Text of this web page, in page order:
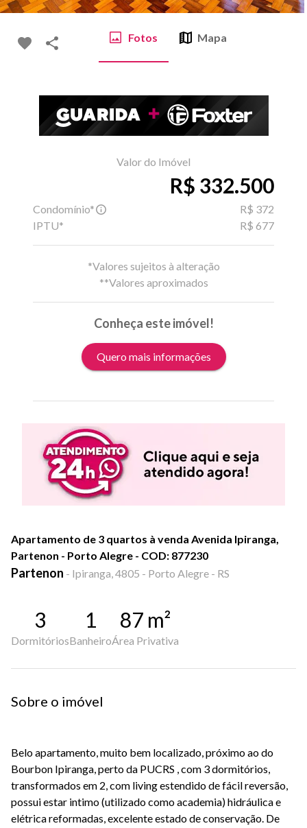
Fotos Mapa
Valor do Imóvel
R$ 332.500
Condomínio*
R$ 372
IPTU*
R$ 677
*Valores sujeitos à alteração
**Valores aproximados
Conheça este imóvel!
Quero mais informações
Apartamento de 3 quartos à venda Avenida Ipiranga,
Partenon - Porto Alegre - COD: 877230
Partenon - Ipiranga, 4805 - Porto Alegre - RS
3
Dormitórios
1
Banheiro
87 m²
Área Privativa
Sobre o imóvel
Belo apartamento, muito bem localizado, próximo ao do
Bourbon Ipiranga, perto da PUCRS , com 3 dormitórios,
transformados em 2, com living estendido de fácil reversão,
possui estar intimo (utilizado como academia) hidráulica e
elétrica reformadas, excelente estado de conservação. De